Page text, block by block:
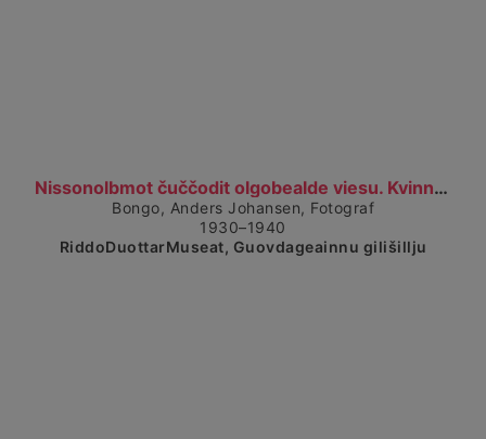
Nissonolbmot čuččodit olgobealde viesu. Kvinner po...
Čájet dárkkes dieđuid
Bongo, Anders Johansen, Fotograf
1930–1940
RiddoDuottarMuseat, Guovdageainnu gilišillju